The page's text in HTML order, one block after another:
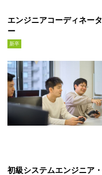
エンジニアコーディネータ
ー
新卒
初級システムエンジニア・